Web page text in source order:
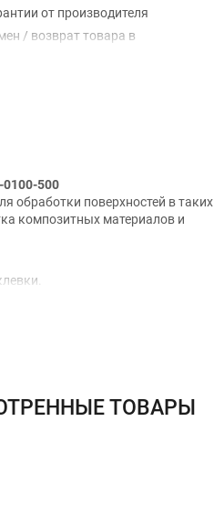
от производителя
/ возврат товара в
0100-500
обработки поверхностей в таких
композитных материалов и
ТОВАРЫ